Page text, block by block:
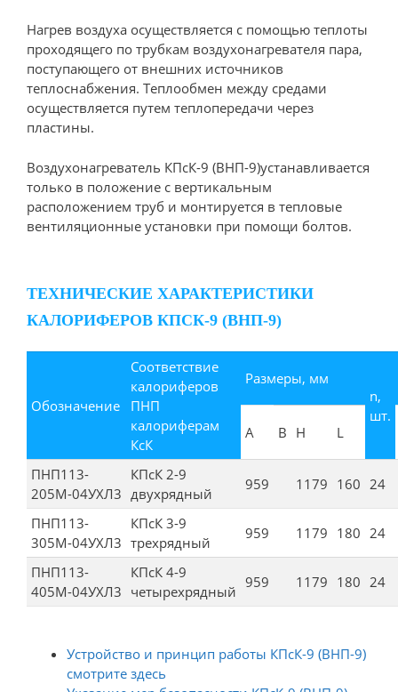
Нагрев воздуха осуществляется с помощью теплоты
проходящего по трубкам воздухонагревателя пара,
поступающего от внешних источников
теплоснабжения. Теплообмен между средами
осуществляется путем теплопередачи через
пластины.
Воздухонагреватель КПсК-9 (ВНП-9)устанавливается
только в положение с вертикальным
расположением труб и монтируется в тепловые
вентиляционные установки при помощи болтов.
ТЕХНИЧЕСКИЕ ХАРАКТЕРИСТИКИ
КАЛОРИФЕРОВ КПСК-9 (ВНП-9)
Обозначение
Соответствие
калориферов
ПНП
калориферам
КсК
Размеры, мм
n,
шт.
А
В Н L
ПНП113-
205М-04УХЛ3
КПсК 2-9
двухрядный
959 1179 160 24
ПНП113-
305М-04УХЛ3
КПсК 3-9
трехрядный
959 1179 180 24
ПНП113-
405М-04УХЛ3
КПсК 4-9
четырехрядный
959 1179 180 24
Устройство и принцип работы КПсК-9 (ВНП-9)
смотрите здесь